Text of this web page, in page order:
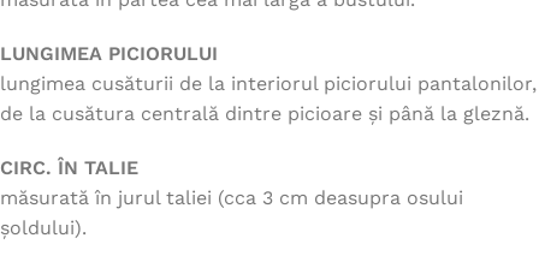
LUNGIMEA PICIORULUI
lungimea cusăturii de la interiorul piciorului pantalonilor,
de la cusătura centrală dintre picioare și până la gleznă.
CIRC. ÎN TALIE
măsurată în jurul taliei (cca 3 cm deasupra osului
șoldului).